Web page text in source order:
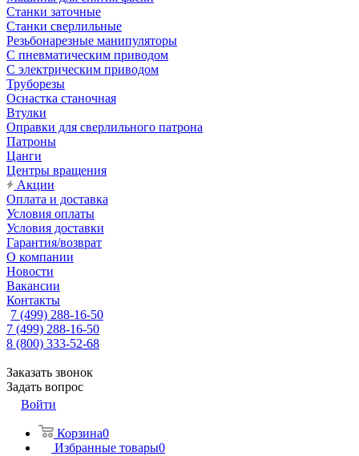
Станки заточные
Станки сверлильные
Резьбонарезные манипуляторы
С пневматическим приводом
С электрическим приводом
Труборезы
Оснастка станочная
Втулки
Оправки для сверлильного патрона
Патроны
Цанги
Центры вращения
Акции
Оплата и доставка
Условия оплаты
Условия доставки
Гарантия/возврат
О компании
Новости
Вакансии
Контакты
7 (499) 288-16-50
7 (499) 288-16-50
8 (800) 333-52-68
Заказать звонок
Задать вопрос
Войти
Корзина0
Избранные товары0